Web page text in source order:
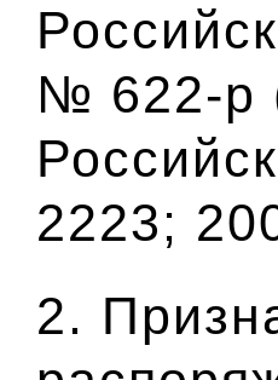
№ 622-р
2223;
2.